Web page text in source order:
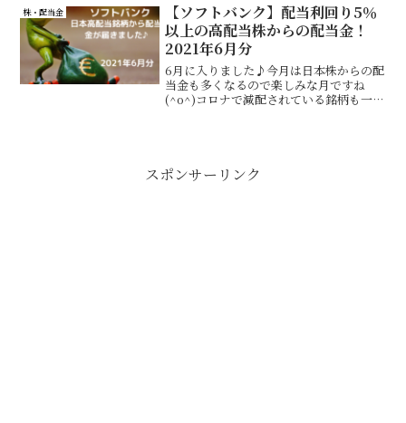
株・配当金
【ソフトバンク】配当利回り5％
以上の高配当株からの配当金！
2021年6月分
6月に入りました♪今月は日本株からの配
当金も多くなるので楽しみな月ですね
(^o^)コロナで減配されている銘柄も一部
スポンサーリンク